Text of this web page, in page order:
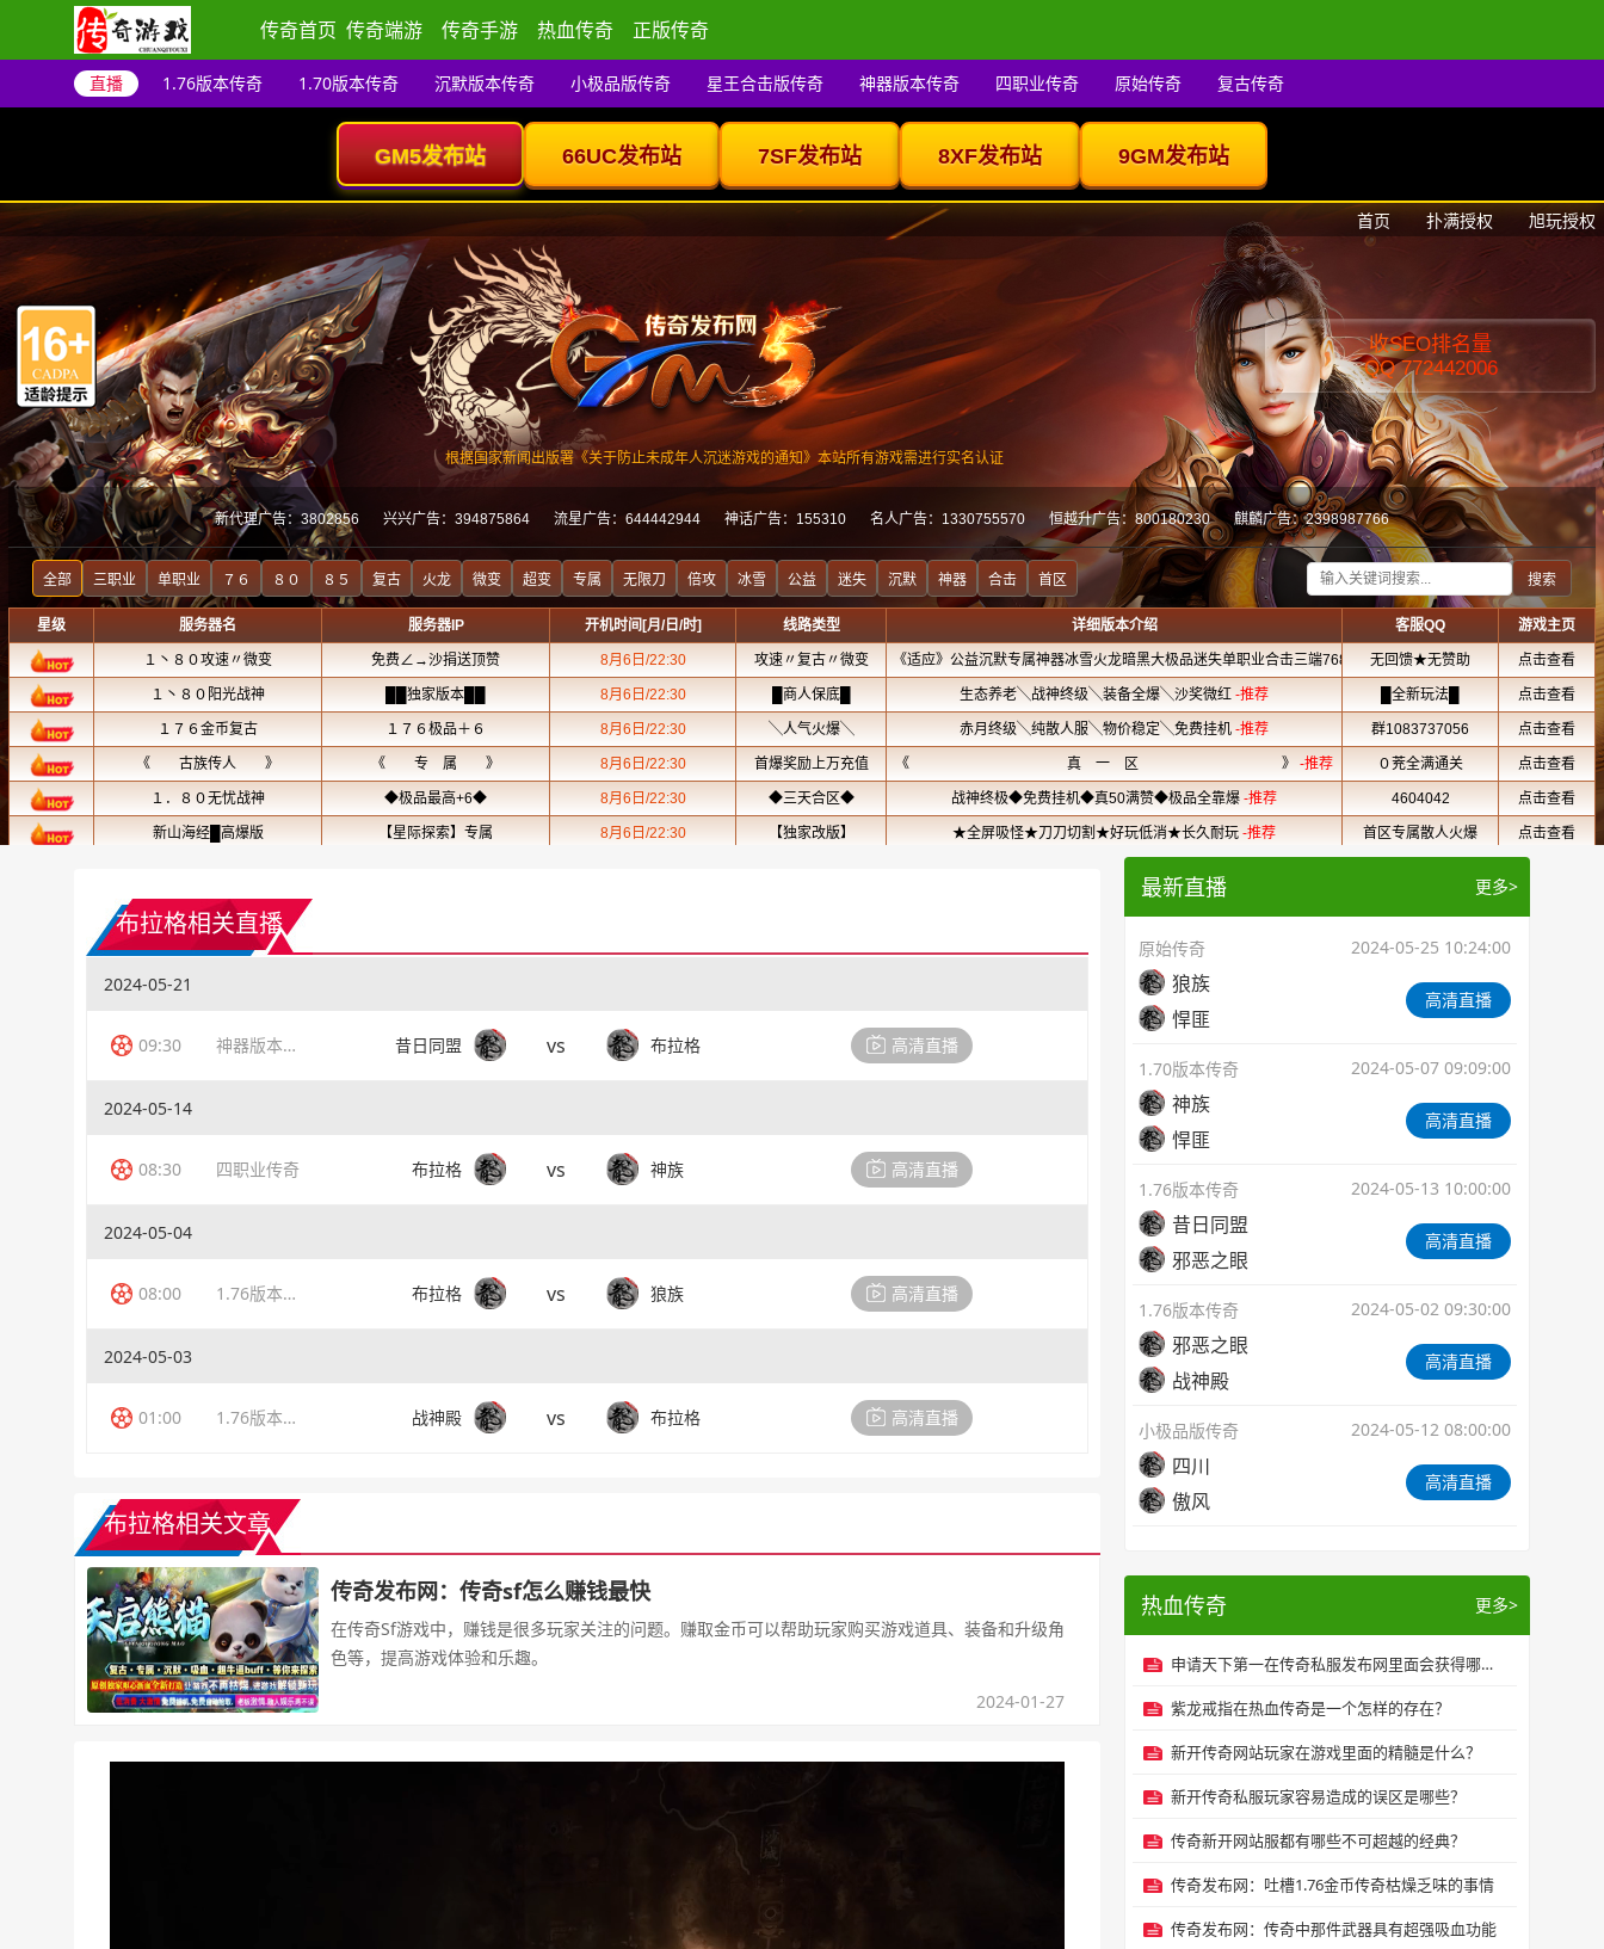
传奇首页 传奇端游 传奇手游 热血传奇 正版传奇
直播 1.76版本传奇 1.70版本传奇 沉默版本传奇 小极品版传奇 星王合击版传奇 神器版本传奇 四职业传奇 原始传奇 复古传奇
布拉格相关直播
2024-05-21
09:30 神器版本传奇 昔日同盟 vs 布拉格 高清直播
2024-05-14
08:30 四职业传奇 布拉格 vs 神族 高清直播
2024-05-04
08:00 1.76版本传奇 布拉格 vs 狼族 高清直播
2024-05-03
01:00 1.76版本传奇 战神殿 vs 布拉格 高清直播
布拉格相关文章
传奇发布网：传奇sf怎么赚钱最快
在传奇Sf游戏中，赚钱是很多玩家关注的问题。赚取金币可以帮助玩家购买游戏道具、装备和升级角
色等，提高游戏体验和乐趣。
2024-01-27
最新直播 更多>
原始传奇 2024-05-25 10:24:00
狼族
悍匪
高清直播
1.70版本传奇 2024-05-07 09:09:00
神族
悍匪
高清直播
1.76版本传奇 2024-05-13 10:00:00
昔日同盟
邪恶之眼
高清直播
1.76版本传奇 2024-05-02 09:30:00
邪恶之眼
战神殿
高清直播
小极品版传奇 2024-05-12 08:00:00
四川
傲风
高清直播
热血传奇 更多>
申请天下第一在传奇私服发布网里面会获得哪些属性增加？
紫龙戒指在热血传奇是一个怎样的存在？
新开传奇网站玩家在游戏里面的精髓是什么？
新开传奇私服玩家容易造成的误区是哪些？
传奇新开网站服都有哪些不可超越的经典？
传奇发布网：吐槽1.76金币传奇枯燥乏味的事情
传奇发布网：传奇中那件武器具有超强吸血功能